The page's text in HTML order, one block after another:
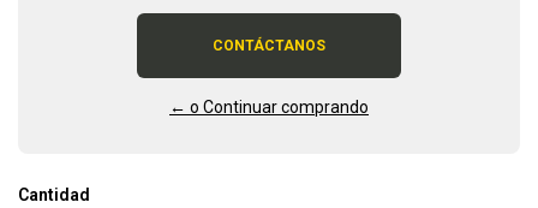
CONTÁCTANOS
← o Continuar comprando
Cantidad